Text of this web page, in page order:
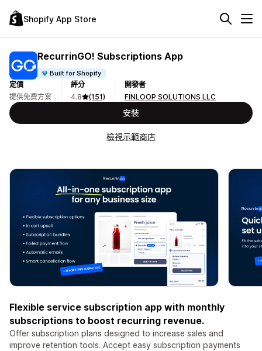
Shopify App Store
RecurrinGO! Subscriptions App
Built for Shopify
定價
提供免費方案
評分
4.8
(151)
開發者
FINLOOP SOLUTIONS LLC
安裝
檢視示範商店
Flexible service subscription app with monthly
subscriptions to boost recurring revenue.
Offer subscription plans designed to increase sales and
improve retention tools. Accept easy subscription payments